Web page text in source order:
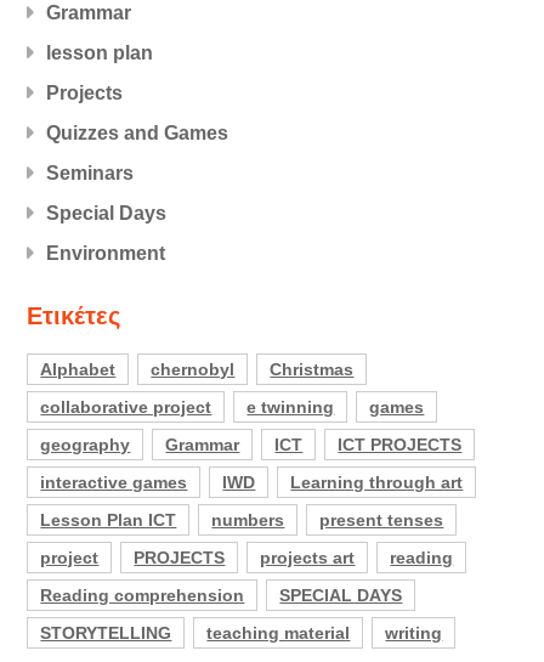
Grammar
lesson plan
Projects
Quizzes and Games
Seminars
Special Days
Εnvironment
Ετικέτες
Alphabet chernobyl
Christmas
collaborative project
e twinning
games
geography
Grammar ICT
ICT PROJECTS
interactive games
IWD
Learning through art
Lesson Plan ICT
numbers
present tenses
project
PROJECTS projects art
reading
Reading comprehension
SPECIAL DAYS
STORYTELLING
teaching material writing